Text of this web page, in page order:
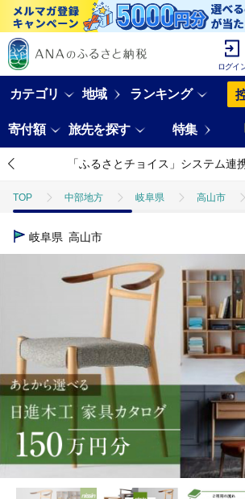
ログイ
カテゴリ 地域 ランキング
寄付額 旅先を探す 特集
「ふるさとチョイス」システム連
TOP 中部地方 岐阜県 高山市
TOP
岐阜県 高山市